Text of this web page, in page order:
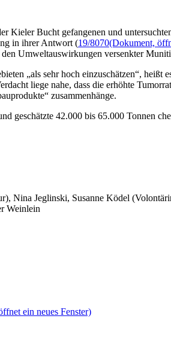
Bucht gefangenen und
in ihrer Antwort (19/8070(Dokument,
Umweltauswirkungen versenkter
„als sehr hoch einzuschätzen“,
liege nahe, dass die erhöhte
zusammenhänge.
geschätzte 42.000 bis 65.000 Tonnen
Nina Jeglinski, Susanne Ködel
Weinlein
ein neues Fenster)